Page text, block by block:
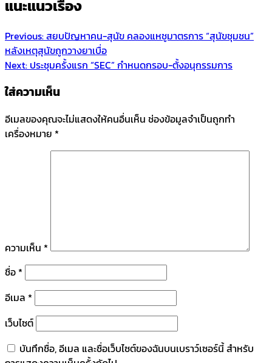
แนะแนวเรื่อง
Previous:สยบปัญหาคน-สุนัข คลองแหชูมาตรการ “สุนัขชุมชน”
หลังเหตุสุนัขถูกวางยาเบื่อ
Next: ประชุมครั้งแรก “SEC” กำหนดกรอบ-ตั้งอนุกรรมการ
ใส่ความเห็น
อีเมลของคุณจะไม่แสดงให้คนอื่นเห็น ช่องข้อมูลจำเป็นถูกทำ
เครื่องหมาย *
ความเห็น *
ชื่อ *
อีเมล *
เว็บไซต์
บันทึกชื่อ, อีเมล และชื่อเว็บไซต์ของฉันบนเบราว์เซอร์นี้ สำหรับ